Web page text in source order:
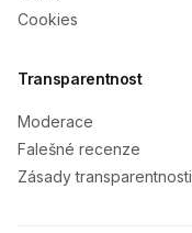
Cookies
Transparentnost
Moderace
Falešné recenze
Zásady transparentnosti